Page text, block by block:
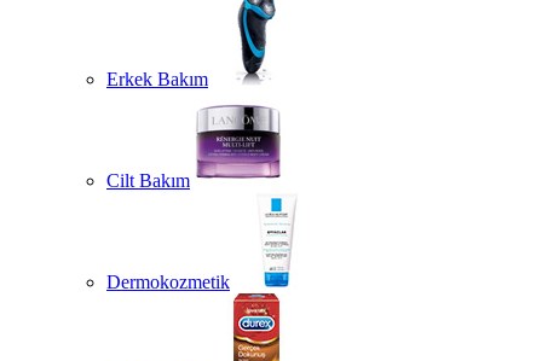
Erkek Bakım
Cilt Bakım
Dermokozmetik